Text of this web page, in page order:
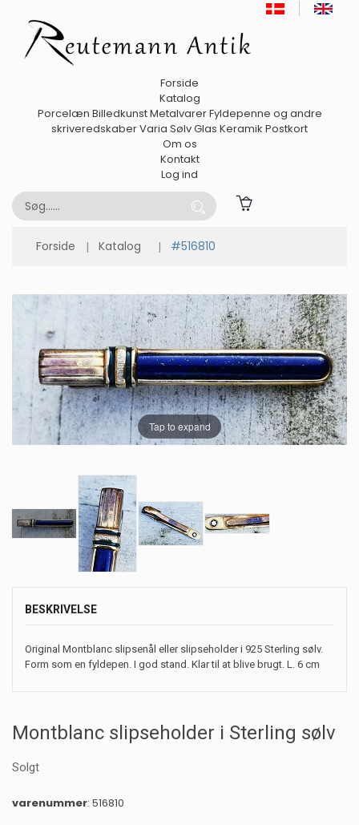
Forside
Katalog
Porcelæn BilledkunstMetalvarerFyldepenne og andre
skriveredskaberVaria SølvGlas Keramik Postkort
Om os
Kontakt
Log ind
Forside Katalog #516810
Tap to expand
BESKRIVELSE
Original Montblanc slipsenål eller slipseholder i 925 Sterling sølv.
Form som en fyldepen. I god stand. Klar til at blive brugt. L. 6 cm
Montblanc slipseholder i Sterling sølv
Solgt
varenummer: 516810